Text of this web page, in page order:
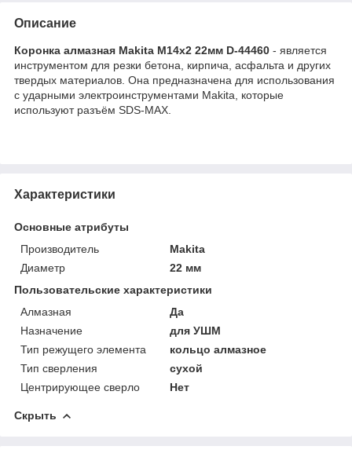
Описание
Коронка алмазная Makita M14x2 22мм D-44460 - является
инструментом для резки бетона, кирпича, асфальта и других
твердых материалов. Она предназначена для использования
с ударными электроинструментами Makita, которые
используют разъём SDS-MAX.
Характеристики
Основные атрибуты
Производитель
Makita
Диаметр
22 мм
Пользовательские характеристики
Алмазная
Да
Назначение
для УШМ
Тип режущего элемента
кольцо алмазное
Тип сверления
сухой
Центрирующее сверло
Нет
Скрыть